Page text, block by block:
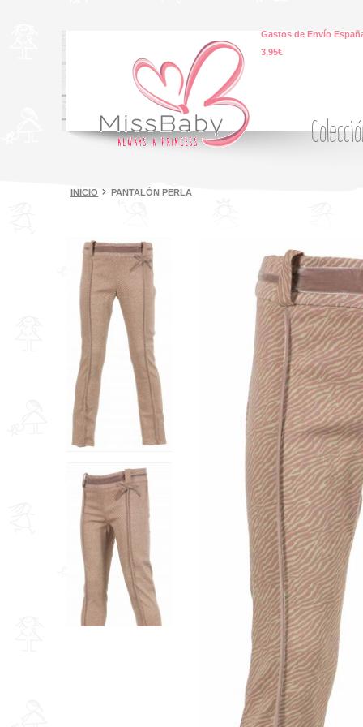
Gastos de Envío
3,95€
INICIO PANTALÓN PERLA